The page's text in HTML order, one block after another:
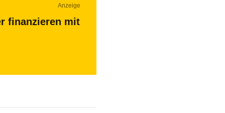
Anzeige
finanzieren mit